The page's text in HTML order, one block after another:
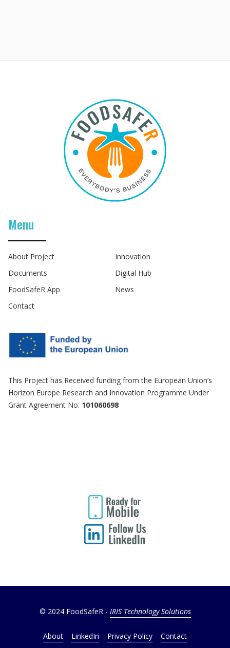
Menu
About Project
Innovation
Documents
Digital Hub
FoodSafeR App
News
Contact
This Project has Received funding from the European Union’s
Horizon Europe Research and Innovation Programme Under
Grant Agreement No. 101060698
© 2024 FoodSafeR - IRIS Technology Solutions
About LinkedIn Privacy Policy Contact